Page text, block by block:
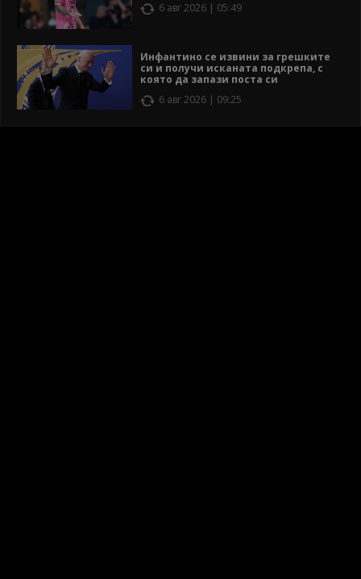
6 авг 2026 | 05:49
Инфантино се извини за грешките
си и получи исканата подкрепа, с
която да запази поста си
6 авг 2026 | 09:25